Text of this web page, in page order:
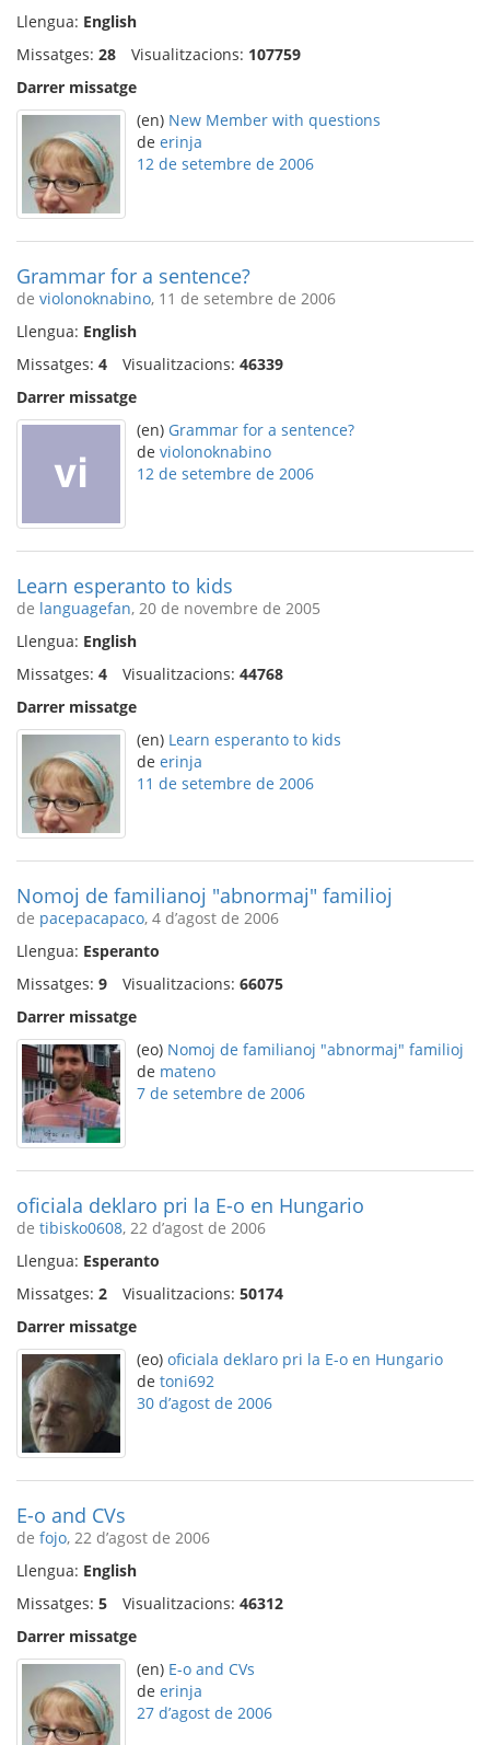
Llengua: English
Missatges: 28 Visualitzacions: 107759
Darrer missatge
(en) New Member with questions
de erinja
12 de setembre de 2006
Grammar for a sentence?
de violonoknabino, 11 de setembre de 2006
Llengua: English
Missatges: 4 Visualitzacions: 46339
Darrer missatge
(en) Grammar for a sentence?
de violonoknabino
12 de setembre de 2006
Learn esperanto to kids
de languagefan, 20 de novembre de 2005
Llengua: English
Missatges: 4 Visualitzacions: 44768
Darrer missatge
(en) Learn esperanto to kids
de erinja
11 de setembre de 2006
Nomoj de familianoj "abnormaj" familioj
de pacepacapaco, 4 d’agost de 2006
Llengua: Esperanto
Missatges: 9 Visualitzacions: 66075
Darrer missatge
(eo) Nomoj de familianoj "abnormaj" familioj
de mateno
7 de setembre de 2006
oficiala deklaro pri la E-o en Hungario
de tibisko0608, 22 d’agost de 2006
Llengua: Esperanto
Missatges: 2 Visualitzacions: 50174
Darrer missatge
(eo) oficiala deklaro pri la E-o en Hungario
de toni692
30 d’agost de 2006
E-o and CVs
de fojo, 22 d’agost de 2006
Llengua: English
Missatges: 5 Visualitzacions: 46312
Darrer missatge
(en) E-o and CVs
de erinja
27 d’agost de 2006